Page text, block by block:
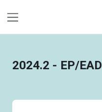
2024.2 - EP/EAD